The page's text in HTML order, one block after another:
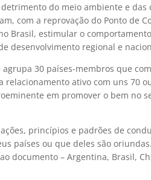
do meio ambiente e das
com a reprovação do Ponto de
Brasil, estimular o
desenvolvimento regional e
agrupa 30 países-membros que
ativo com uns 70
em promover o bem no
princípios e padrões de
países ou que deles são
documento – Argentina, Brasil,